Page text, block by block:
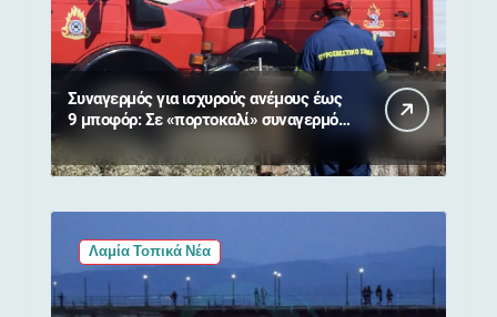
Συναγερμός για ισχυρούς ανέμους έως
9 μποφόρ: Σε «πορτοκαλί» συναγερμό
η Στερεά Ελλάδα
Λαμία Τοπικά Νέα